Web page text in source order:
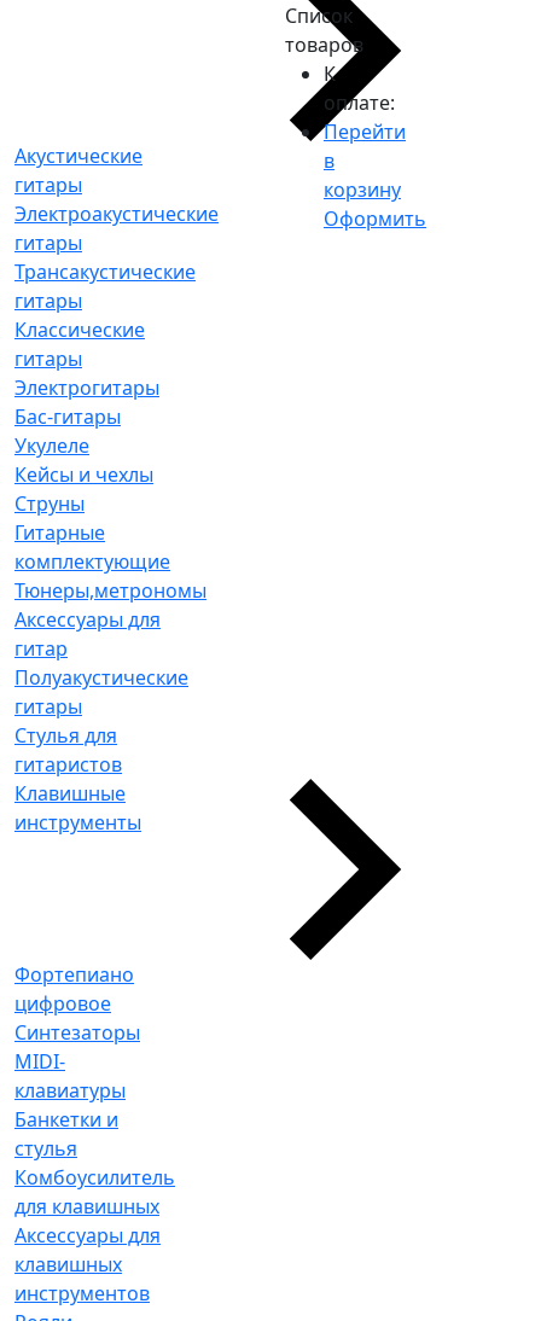
Акустические
гитары
Электроакустические
гитары
Трансакустические
гитары
Классические
гитары
Электрогитары
Бас-гитары
Укулеле
Кейсы и чехлы
Струны
Гитарные
комплектующие
Тюнеры,метрономы
Аксессуары для
гитар
Полуакустические
гитары
Стулья для
гитаристов
Клавишные
инструменты
Фортепиано
цифровое
Синтезаторы
MIDI-
клавиатуры
Банкетки и
стулья
Комбоусилитель
для клавишных
Аксессуары для
клавишных
инструментов
Список
товаров
К
оплате:
Перейти
в
корзину
Оформить